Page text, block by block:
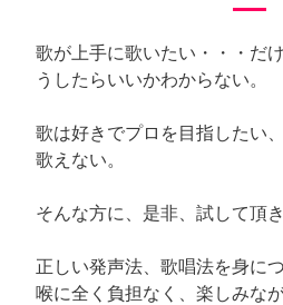
歌が上手に歌いたい・・・だ
うしたらいいかわからない。
歌は好きでプロを目指したい
歌えない。
そんな方に、是非、試して頂
正しい発声法、歌唱法を身に
喉に全く負担なく、楽しみな